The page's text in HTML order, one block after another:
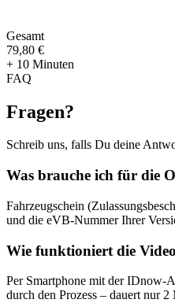
Gesamt
79,80 €
+ 10 Minuten
FAQ
Fragen?
Schreib uns, falls Du deine
Was brauche ich für die
Fahrzeugschein
und die eVB-Nummer Ihrer
Wie funktioniert die
Per Smartphone mit der IDnow-
durch den Prozess – dauert nur 2